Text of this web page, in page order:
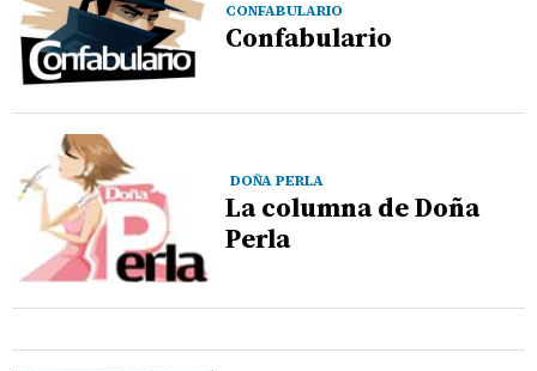
CONFABULARIO
Confabulario
DOÑA PERLA
La columna de Doña
Perla